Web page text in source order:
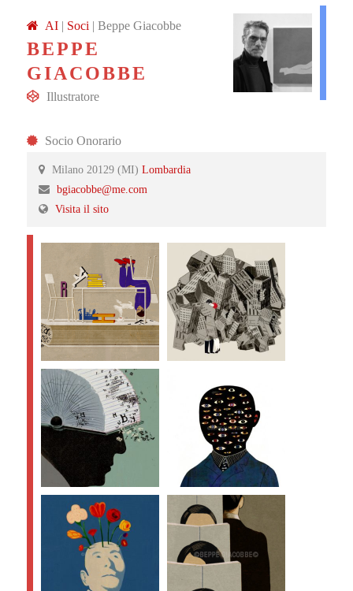
AI | Soci | Beppe Giacobbe
BEPPE
GIACOBBE
Illustratore
Socio Onorario
Milano 20129 (MI) Lombardia
bgiacobbe@me.com
Visita il sito